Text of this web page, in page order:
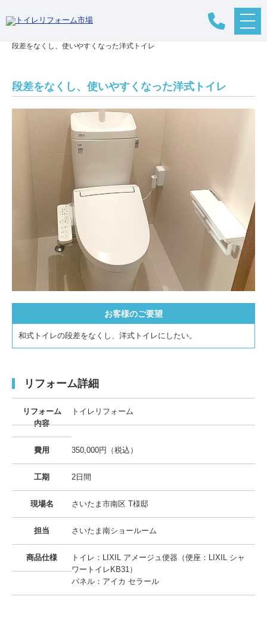
メ
ニ
>
段差をなくし、使いやすくなった洋式トイレ
段差をなくし、使いやすくなった洋式トイレ
お客様のご要望
和式トイレの段差をなくし、洋式トイレにしたい。
リフォーム詳細
リフォーム
内容
トイレリフォーム
費用 350,000円（税込）
工期 2日間
現場名 さいたま市南区 T様邸
担当 さいたま南ショールーム
商品仕様
トイレ：LIXIL アメージュ便器（便座：LIXIL シャ
ワートイレKB31）
パネル：アイカ セラール